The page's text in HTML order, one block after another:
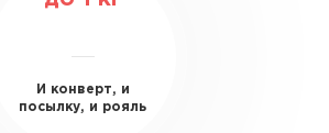
И конверт, и
посылку, и рояль